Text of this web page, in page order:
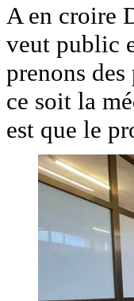
A en croire
veut public
prenons
ce soit la
est que le